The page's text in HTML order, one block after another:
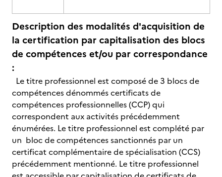
Description des modalités d'acquisition de
la certification par capitalisation des blocs
de compétences et/ou par correspondance
:
Le titre professionnel est composé de 3 blocs de
compétences dénommés certificats de
compétences professionnelles (CCP) qui
correspondent aux activités précédemment
énumérées. Le titre professionnel est complété par
un bloc de compétences sanctionnés par un
certificat complémentaire de spécialisation (CCS)
précédemment mentionné. Le titre professionnel